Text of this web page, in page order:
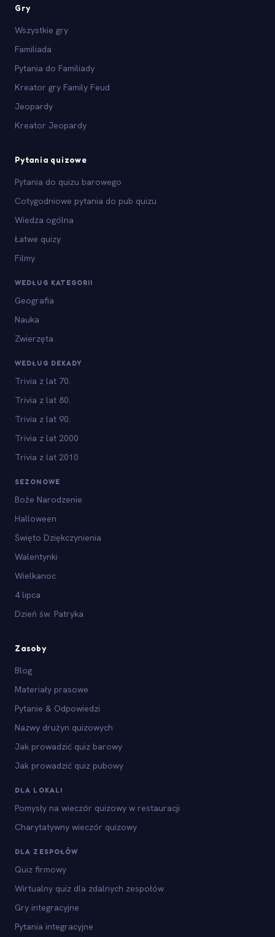
Gry
Wszystkie gry
Familiada
Pytania do Familiady
Kreator gry Family Feud
Jeopardy
Kreator Jeopardy
Pytania quizowe
Pytania do quizu barowego
Cotygodniowe pytania do pub quizu
Wiedza ogólna
Łatwe quizy
Filmy
WEDŁUG KATEGORII
Geografia
Nauka
Zwierzęta
WEDŁUG DEKADY
Trivia z lat 70.
Trivia z lat 80.
Trivia z lat 90.
Trivia z lat 2000
Trivia z lat 2010
SEZONOWE
Boże Narodzenie
Halloween
Święto Dziękczynienia
Walentynki
Wielkanoc
4 lipca
Dzień św. Patryka
Zasoby
Blog
Materiały prasowe
Pytanie & Odpowiedzi
Nazwy drużyn quizowych
Jak prowadzić quiz barowy
Jak prowadzić quiz pubowy
DLA LOKALI
Pomysły na wieczór quizowy w restauracji
Charytatywny wieczór quizowy
DLA ZESPOŁÓW
Quiz firmowy
Wirtualny quiz dla zdalnych zespołów
Gry integracyjne
Pytania integracyjne